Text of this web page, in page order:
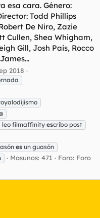
esa cara. Género:
Todd Phillips
De Niro, Zazie
Cullen, Shea Whigham,
Gill, Josh Pais, Rocco
2018
leo filmaffinity escribo post
es un guasón
Masunos: 471 Foro: Foro